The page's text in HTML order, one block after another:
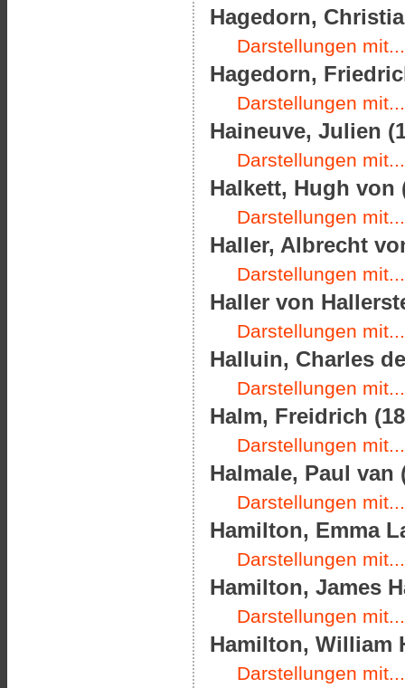
Hagedorn,
Darstellungen mit...
Hagedorn,
Darstellungen mit...
Haineuve, Julien
Darstellungen mit...
Halkett, Hugh von
Darstellungen mit...
Haller, Albrecht
Darstellungen mit...
Haller von
Darstellungen mit...
Halluin, Charles
Darstellungen mit...
Halm, Freidrich
Darstellungen mit...
Halmale, Paul van
Darstellungen mit...
Hamilton, Emma
Darstellungen mit...
Hamilton, James
Darstellungen mit...
Hamilton, William
Darstellungen mit...